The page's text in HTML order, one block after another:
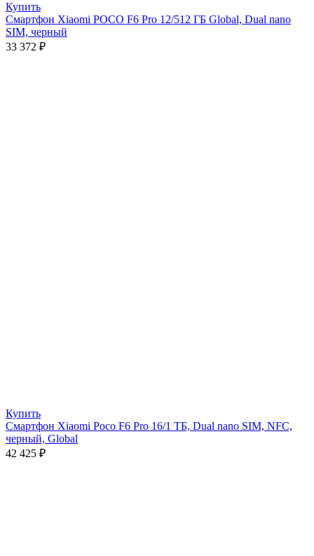
Купить
Смартфон Xiaomi POCO F6 Pro 12/512 ГБ Global, Dual nano
SIM, черный
33 372 ₽
Купить
Смартфон Xiaomi Poco F6 Pro 16/1 ТБ, Dual nano SIM, NFC,
черный, Global
42 425 ₽